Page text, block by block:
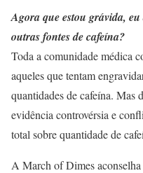
Agora que estou grávida,
outras fontes de cafeína?
Toda a comunidade médica
aqueles que tentam
quantidades de cafeína. Mas
evidência controvérsia e
total sobre quantidade de
A March of Dimes